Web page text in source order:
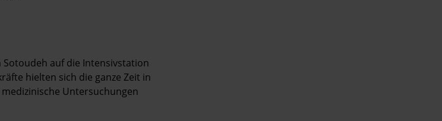
Sotoudeh auf die Intensivstation
hielten sich die ganze Zeit in
Untersuchungen